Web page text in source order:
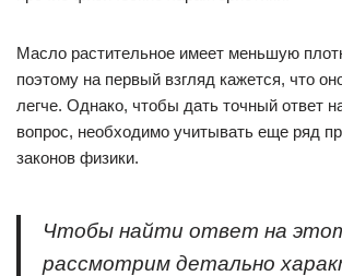
Масло растительное имеет меньшую
поэтому на первый взгляд кажется, что
легче. Однако, чтобы дать точный ответ
вопрос, необходимо учитывать еще ряд
законов физики.
Чтобы найти ответ на
рассмотрим детально